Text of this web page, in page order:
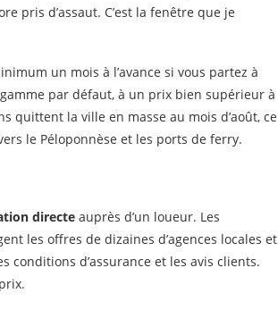
pris d’assaut. C’est la fenêtre que je
un mois à l’avance si vous partez à
par défaut, à un prix bien supérieur à
la ville en masse au mois d’août, ce
le Péloponnèse et les ports de ferry.
directe auprès d’un loueur. Les
les offres de dizaines d’agences locales et
d’assurance et les avis clients.